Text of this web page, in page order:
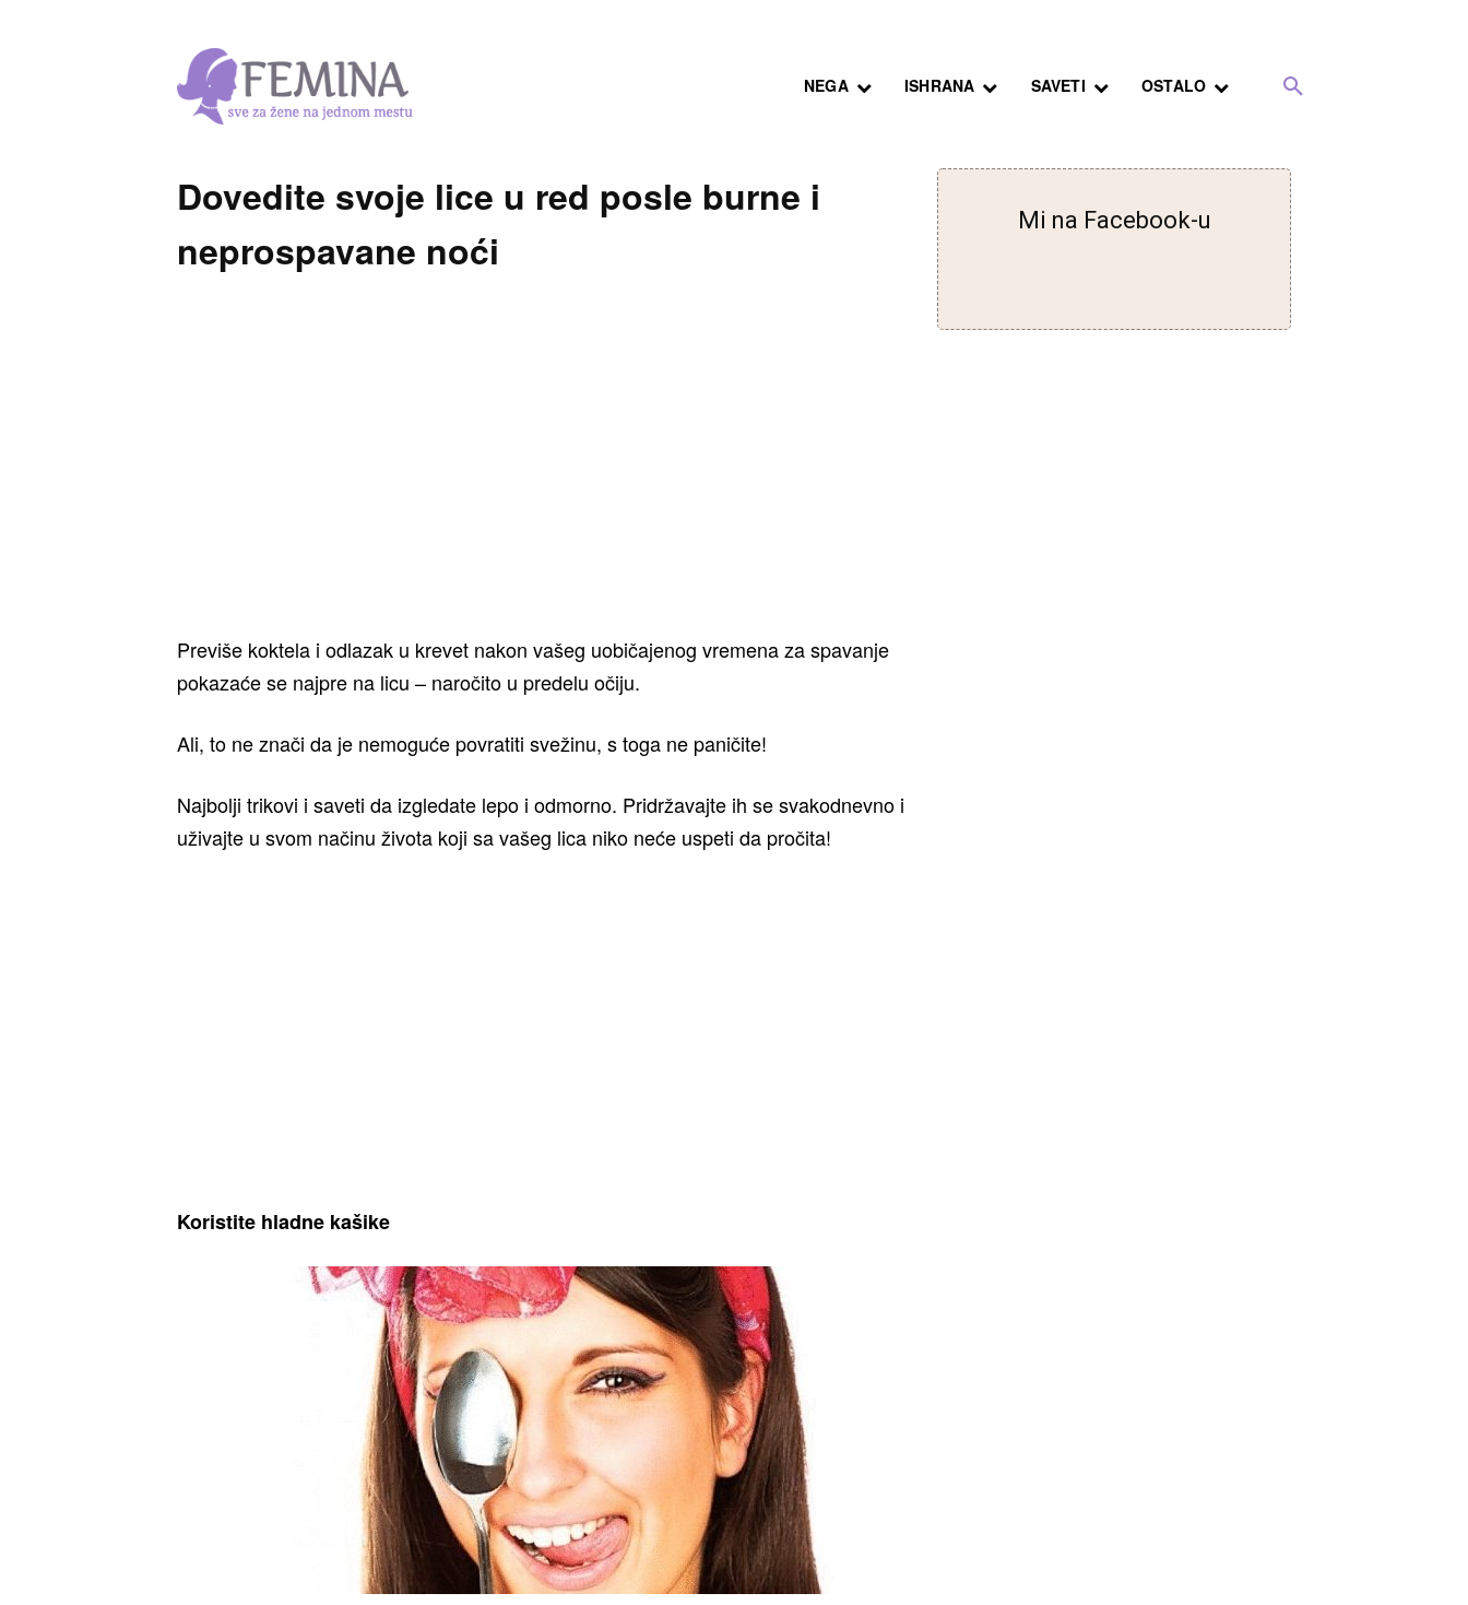
NEGA ISHRANA SAVETI OSTALO
Dovedite svoje lice u red posle burne i
neprospavane noći
Previše koktela i odlazak u krevet nakon vašeg uobičajenog vremena za spavanje
pokazaće se najpre na licu – naročito u predelu očiju.
Ali, to ne znači da je nemoguće povratiti svežinu, s toga ne paničite!
Najbolji trikovi i saveti da izgledate lepo i odmorno. Pridržavajte ih se svakodnevno i
uživajte u svom načinu života koji sa vašeg lica niko neće uspeti da pročita!
Koristite hladne kašike
Mi na Facebook-u